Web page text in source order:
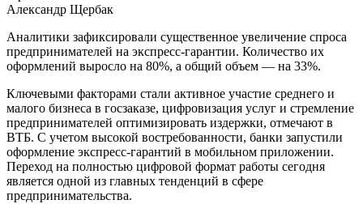
Александр Щербак
Аналитики зафиксировали существенное увеличение спроса
предпринимателей на экспресс-гарантии. Количество их
оформлений выросло на 80%, а общий объем — на 33%.
Ключевыми факторами стали активное участие среднего и
малого бизнеса в госзаказе, цифровизация услуг и стремление
предпринимателей оптимизировать издержки, отмечают в
ВТБ. С учетом высокой востребованности, банки запустили
оформление экспресс-гарантий в мобильном приложении.
Переход на полностью цифровой формат работы сегодня
является одной из главных тенденций в сфере
предпринимательства.